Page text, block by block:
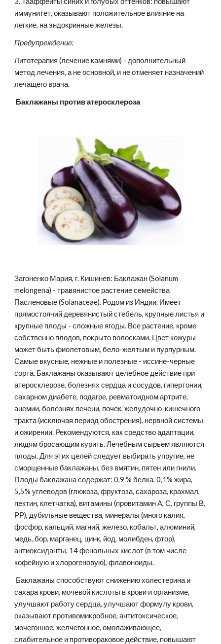
иммунитет, оказывают положительное влияние на
легкие, на эндокринные железы.
Предупреждение:
Литотерапия (лечение камнями) - дополнительный
метод лечения, а не основной, и не отменяет назначений
лечащего врача.
Баклажаны против атеросклероза
Загоненко Мария, г. Кишинев: Баклажан (Solanum
melongena) - травянистое растение семейства
Пасленовые (Solanaceae). Родом из Индии. Имеет
прямостоячий деревянистый стебель, крупные листья и
крупные плоды - сложные ягоды. Все растение, кроме
собственно плодов, покрыто волосками. Цвет кожуры
может быть фиолетовым, бело-желтым и пурпурным.
Самые вкусные, нежные и полезные - иссине-черные
сорта. Баклажаны оказывают целебное действие при
атеросклерозе, болезнях сердца и сосудов, гипертонии,
сахарном диабете, подагре, ревматоидном артрите,
анемии, болезнях печени, почек, желудочно-кишечного
тракта (исключая период обострения), нервной системы
и ожирении. Рекомендуются, как средство адаптации,
людям бросающим курить. Лечебным сырьем являются
плоды. Для этих целей следует выбирать упругие, не
сморщенные баклажаны, без вмятин, пятен или гнили.
Плоды баклажана содержат: 0,9 % белка, 0,1% жира,
5,5% углеводов (глюкоза, фруктоза, сахароза, крахмал,
пектин, клетчатка), витамины (провитамин А, С, группы В,
РР), дубильные вещества, минералы (много калия,
фосфор, кальций, магний, железо, кобальт, алюминий,
медь, бор, марганец, цинк, йод, молибден, фтор),
антиоксиданты, 14 фенольных кислот (в том числе
кофейную и хлорогеновую), флавоноиды.
сахара крови, мочевой кислоты в крови и организме,
улучшают работу сердца, улучшают формулу крови,
оказывают противомикробное, антитоксическое,
мочегонное, желчегонное, омолаживающее,
слабительное и противораковое действие, повышают